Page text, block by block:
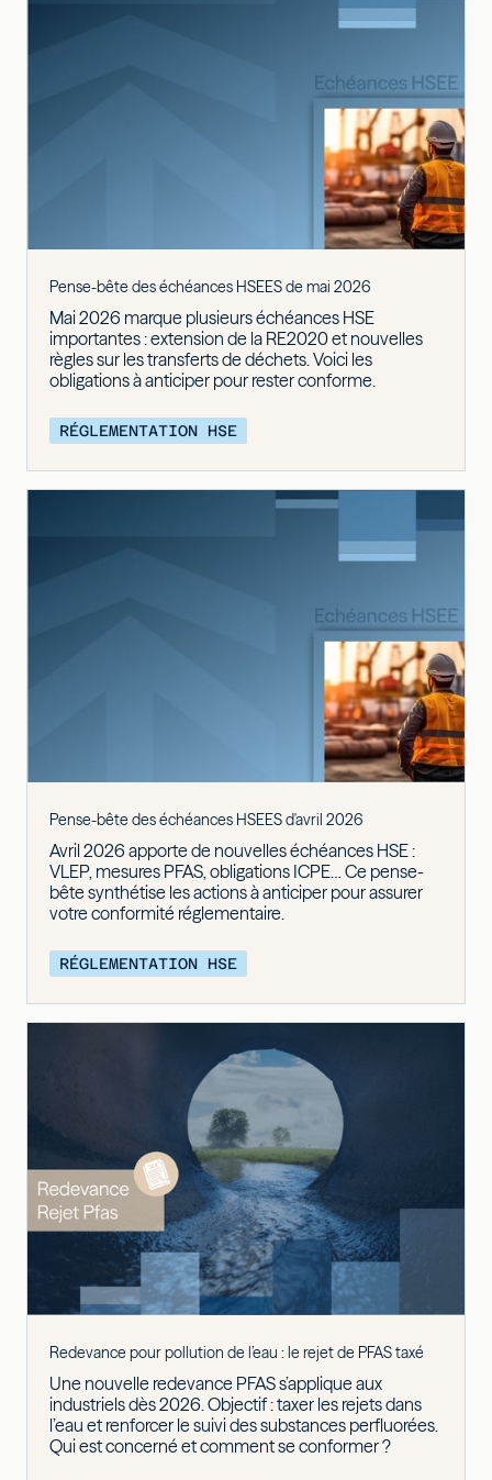
Pense-bête des échéances HSEES de mai 2026
Mai 2026 marque plusieurs échéances HSE
importantes : extension de la RE2020 et nouvelles
règles sur les transferts de déchets. Voici les
obligations à anticiper pour rester conforme.
RÉGLEMENTATION HSE
Pense-bête des échéances HSEES d'avril 2026
Avril 2026 apporte de nouvelles échéances HSE :
VLEP, mesures PFAS, obligations ICPE… Ce pense-
bête synthétise les actions à anticiper pour assurer
votre conformité réglementaire.
RÉGLEMENTATION HSE
Redevance pour pollution de l’eau : le rejet de PFAS taxé
Une nouvelle redevance PFAS s’applique aux
industriels dès 2026. Objectif : taxer les rejets dans
l’eau et renforcer le suivi des substances perfluorées.
Qui est concerné et comment se conformer ?